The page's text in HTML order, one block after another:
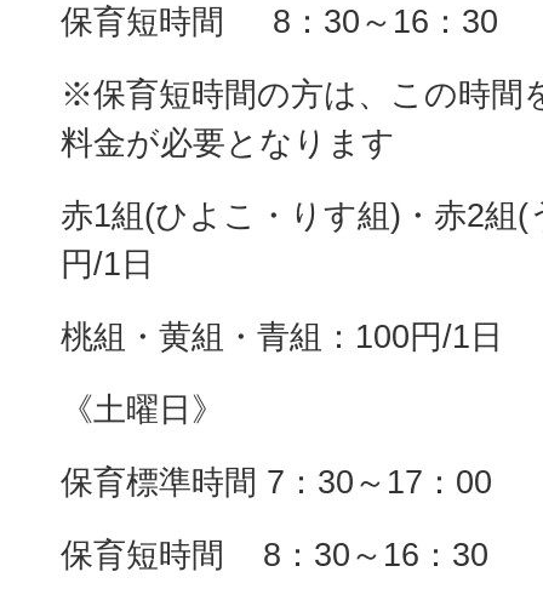
保育短時間 8：30～16：30
※保育短時間の方は、この時間
料金が必要となります
赤1組(ひよこ・りす組)・赤2組(
円/1日
桃組・黄組・青組：100円/1日
《土曜日》
保育標準時間 7：30～17：00
保育短時間 8：30～16：30